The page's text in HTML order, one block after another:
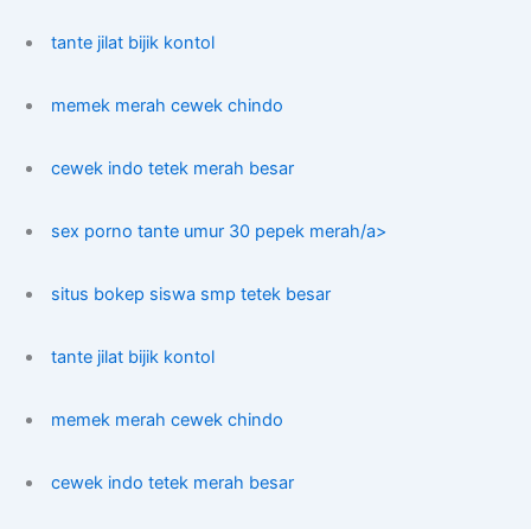
tante jilat bijik kontol
memek merah cewek chindo
cewek indo tetek merah besar
sex porno tante umur 30 pepek merah/a>
situs bokep siswa smp tetek besar
tante jilat bijik kontol
memek merah cewek chindo
cewek indo tetek merah besar